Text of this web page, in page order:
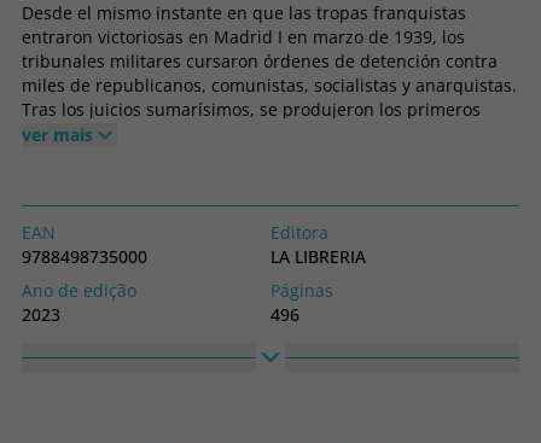
Desde el mismo instante en que las tropas franquistas
entraron victoriosas en Madrid I en marzo de 1939, los
tribunales militares cursaron órdenes de detención contra
miles de republicanos, comunistas, socialistas y anarquistas.
Tras los juicios sumarísimos, se produjeron los primeros
fusilamientos en las tapias del cementerio del Este (actual
estraperlo. En 1945, al finalizar la Segunda Guerra Mundial,
un cinturón de pobreza rodeaba la ciudad. La falta de
vivienda social y el escaso pulso industrial no ayudaban a
reforzar esa imagen de desarrollo y recuperación económica
que pretendía transmitir la dictadura. Los nuevos vecinos,
que se asentaban en chabolas miserables del Puente de
Vallecas, La Elipa o el Pozo del Tío Raimundo, contrastaban
ver mais
EAN
9788498735000
Editora
LA LIBRERIA
Ano de edição
2023
Páginas
496
Idioma